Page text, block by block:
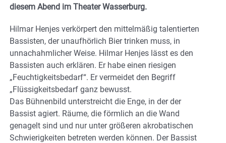
diesem Abend im Theater Wasserburg.
Hilmar Henjes verkörpert den mittelmäßig talentierten
Bassisten, der unaufhörlich Bier trinken muss, in
unnachahmlicher Weise. Hilmar Henjes lässt es den
Bassisten auch erklären. Er habe einen riesigen
„Feuchtigkeitsbedarf“. Er vermeidet den Begriff
„Flüssigkeitsbedarf ganz bewusst.
Das Bühnenbild unterstreicht die Enge, in der der
Bassist agiert. Räume, die förmlich an die Wand
genagelt sind und nur unter größeren akrobatischen
Schwierigkeiten betreten werden können. Der Bassist